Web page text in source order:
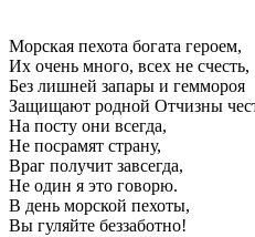
Морская пехота богата героем,
Их очень много, всех не счесть,
Без лишней запары и геммороя
Защищают родной Отчизны
На посту они всегда,
Не посрамят страну,
Враг получит завсегда,
Не один я это говорю.
В день морской пехоты,
Вы гуляйте беззаботно!